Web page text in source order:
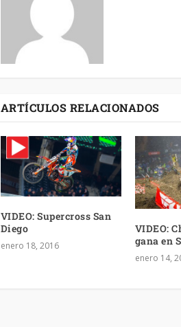
ARTÍCULOS RELACIONADOS
VIDEO: Supercross San
Diego
enero 18, 2016
VIDEO:
gana en
enero 14,